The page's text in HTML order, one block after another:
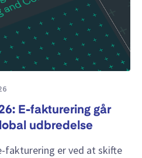
E-fakturering går
udbredelse
fakturering er ved at skifte